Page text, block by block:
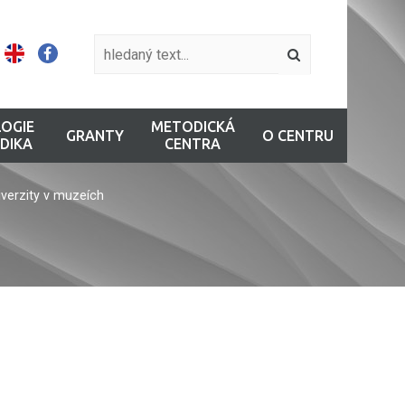
GRANTY
METODICKÁ
CENTRA
O CENTRU
v muzeích